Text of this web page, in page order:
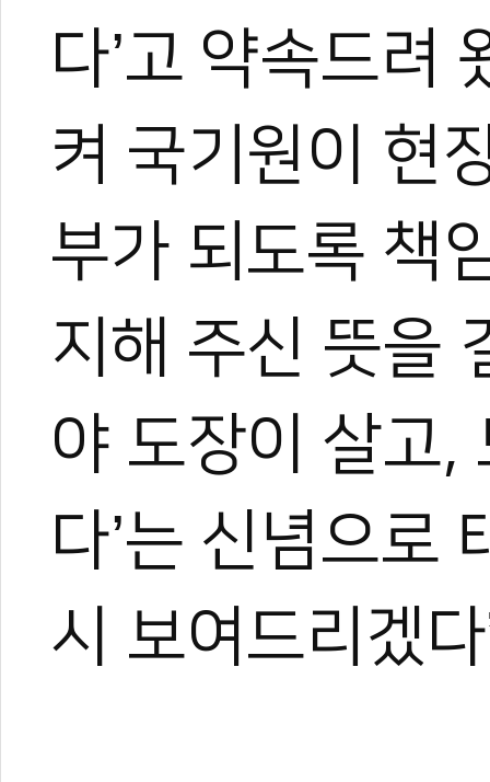
다’고 약속드려
켜 국기원이 현
부가 되도록 책
지해 주신 뜻을
야 도장이 살고,
다’는 신념으로
시 보여드리겠